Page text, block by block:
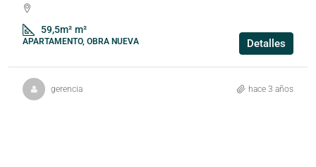
59,5m² m²
APARTAMENTO, OBRA NUEVA Detalles
gerencia hace 3 años